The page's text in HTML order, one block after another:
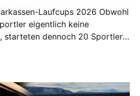
Laufcups 2026 Obwohl
eigentlich keine
starteten dennoch 20 Sportler
Unsere jüngsten
Sanny Pohler liefen jeweilsauf den 2. Platz. Matilda